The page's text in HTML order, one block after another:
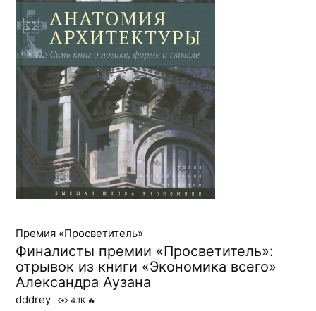
Премия «Просветитель»
Финалисты премии «Просветитель»:
отрывок из книги «Экономика всего»
Александра Аузана
dddrey 4.1K 🔥